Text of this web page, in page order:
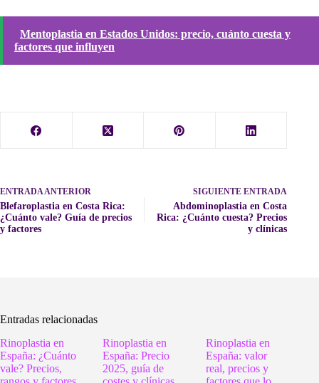
Mentoplastia en Estados Unidos: precio, cuánto cuesta y
factores que influyen
ENTRADAANTERIOR
Blefaroplastia en Costa Rica:
¿Cuánto vale? Guía de precios
y factores
SIGUIENTEENTRADA
Abdominoplastia en Costa
Rica: ¿Cuánto cuesta? Precios
y clínicas
Entradas relacionadas
Rinoplastia en
España: ¿Cuánto
vale? Precios,
Rinoplastia en
España: Precio
2025, guía de
Rinoplastia en
España: valor
real, precios y